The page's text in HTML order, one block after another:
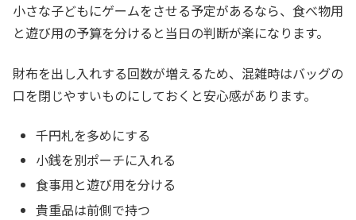
小さな子どもにゲームをさせる予定があるなら、食べ物用
と遊び用の予算を分けると当日の判断が楽になります。
財布を出し入れする回数が増えるため、混雑時はバッグの
口を閉じやすいものにしておくと安心感があります。
千円札を多めにする
小銭を別ポーチに入れる
食事用と遊び用を分ける
貴重品は前側で持つ